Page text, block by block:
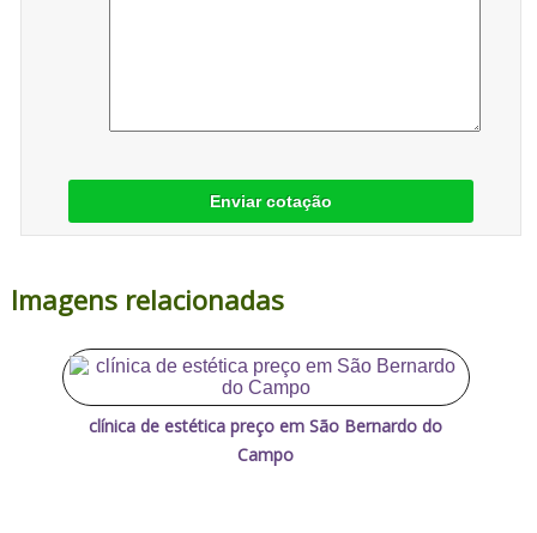
Enviar cotação
Imagens relacionadas
clínica de estética preço em São Bernardo do
Campo